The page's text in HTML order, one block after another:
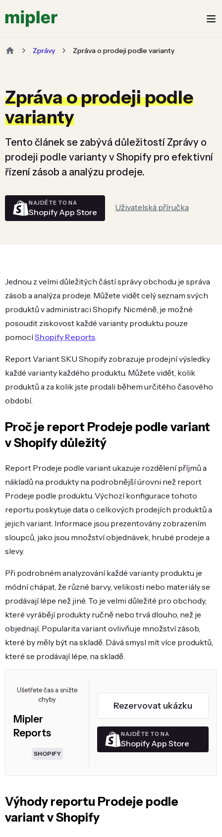
Zprávy Zpráva o prodeji podle varianty
Zpráva o prodeji podle
varianty
Tento článek se zabývá důležitostí Zprávy o
prodeji podle varianty v Shopify pro efektivní
řízení zásob a analýzu prodeje.
NAJDĚTE TO NA
Shopify App Store Uživatelská příručka
Jednou z velmi důležitých částí správy obchodu je správa
zásob a analýza prodeje. Můžete vidět celý seznam svých
produktů v administraci Shopify. Nicméně, je možné
posoudit ziskovost každé varianty produktu pouze
pomocíShopify Reports.
Report Variant SKU Shopify zobrazuje prodejní výsledky
každé varianty každého produktu. Můžete vidět, kolik
produktů a za kolik jste prodali během určitého časového
období.
Proč je report Prodeje podle variant
v Shopify důležitý
Report Prodeje podle variant ukazuje rozdělení příjmů a
nákladů na produkty na podrobnější úrovni než report
Prodeje podle produktu. Výchozí konfigurace tohoto
reportu poskytuje data o celkových prodejích produktů a
jejich variant. Informace jsou prezentovány zobrazením
sloupců, jako jsou množství objednávek, hrubé prodeje a
slevy.
Při podrobném analyzování každé varianty produktu je
módní chápat, že různé barvy, velikosti nebo materiály se
prodávají lépe než jiné. To je velmi důležité pro obchody,
které vyrábějí produkty ručně nebo trvá dlouho, než je
objednají. Popularita variant ovlivňuje množství zásob,
které by měly být na skladě. Dává smysl mít více produktů,
které se prodávají lépe, na skladě.
Ušetřete čas a snižte
chyby
Mipler
Reports
SHOPIFY
Rezervovat ukázku
NAJDĚTE TO NA
Shopify App Store
Výhody reportu Prodeje podle
variant v Shopify